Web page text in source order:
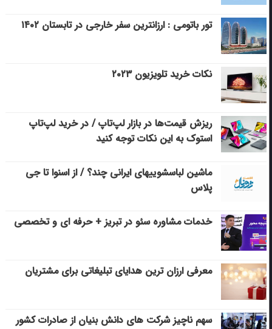
تور باتومی : ارزانترین سفر خارجی در تابستان ۱۴۰۲
نکات خرید تلویزیون ۲۰۲۳
ریزش قیمت‌ها در بازار لپ‌تاپ / در خرید لپ‌تاپ
استوک به این نکات توجه کنید
ماشین لباسشویی‎های ایرانی چند؟ / از اسنوا تا جی
پلاس
خدمات مشاوره سئو در تبریز + حرفه ای و تخصصی
معرفی ارزان ترین هدایای تبلیغاتی برای مشتریان
سهم ناچیز شرکت های دانش بنیان از صادرات کشور